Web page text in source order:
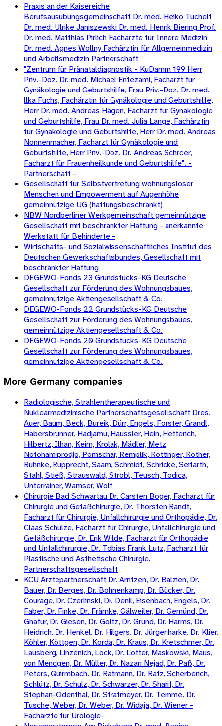
Praxis an der Kaisereiche
Berufsausübungsgemeinschaft Dr. med. Heiko Tuchelt
Dr. med. Ulrike Janiszewski Dr. med. Henrik Biering Prof.
Dr. med. Matthias Pirlich Fachärzte für Innere Medizin
Dr. med. Agnes Wollny Fachärztin für Allgemeinmedizin
und Arbeitsmedizin Partnerschaft
"Zentrum für Pränataldiagnostik - KuDamm 199 Herr
Priv.-Doz. Dr. med. Michael Entezami, Facharzt für
Gynäkologie und Geburtshilfe, Frau Priv.-Doz. Dr. med.
llka Fuchs, Fachärztin für Gynäkologie und Geburtshilfe,
Herr Dr. med. Andreas Hagen, Facharzt für Gynäkologie
und Geburtshilfe, Frau Dr. med. Julia Lange, Fachärztin
für Gynäkologie und Geburtshilfe, Herr Dr. med. Andreas
Nonnenmacher, Facharzt für Gynäkologie und
Geburtshilfe, Herr Priv.-Doz. Dr. Andreas Schröer,
Facharzt für Frauenheilkunde und Geburtshilfe". -
Partnerschaft -
Gesellschaft für Selbstvertretung wohnungsloser
Menschen und Empowerment auf Augenhöhe
gemeinnützige UG (haftungsbeschränkt)
NBW Nordberliner Werkgemeinschaft gemeinnützige
Gesellschaft mit beschränkter Haftung - anerkannte
Werkstatt für Behinderte -
Wirtschafts- und Sozialwissenschaftliches Institut des
Deutschen Gewerkschaftsbundes, Gesellschaft mit
beschränkter Haftung
DEGEWO-Fonds 23 Grundstücks-KG Deutsche
Gesellschaft zur Förderung des Wohnungsbaues,
gemeinnützige Aktiengesellschaft & Co.
DEGEWO-Fonds 22 Grundstücks-KG Deutsche
Gesellschaft zur Förderung des Wohnungsbaues,
gemeinnützige Aktiengesellschaft & Co.
DEGEWO-Fonds 20 Grundstücks-KG Deutsche
Gesellschaft zur Förderung des Wohnungsbaues,
gemeinnützige Aktiengesellschaft & Co.
More Germany companies
Radiologische, Strahlentherapeutische und
Nuklearmedizinische Partnerschaftsgesellschaft Dres.
Auer, Baum, Beck, Bureik, Dürr, Engels, Forster, Grandl,
Habersbrunner, Hadjamu, Häussler, Hein, Hetterich,
Hilbertz, Ilhan, Keim, Krolak, Mädler, Metz,
Notohamiprodjo, Pomschar, Remplik, Röttinger, Rother,
Ruhnke, Rupprecht, Saam, Schmidt, Schricke, Seifarth,
Stahl, Stieß, Strauswald, Strobl, Teusch, Todica,
Unterrainer, Wamser, Wolf
Chirurgie Bad Schwartau Dr. Carsten Boger, Facharzt für
Chirurgie und Gefäßchirurgie, Dr. Thorsten Randt,
Facharzt für Chirurgie, Unfallchirurgie und Orthopädie, Dr.
Claas Schulze, Facharzt für Chirurgie, Unfallchirurgie und
Gefäßchirurgie, Dr. Erik Wilde, Facharzt für Orthopädie
und Unfallchirurgie, Dr. Tobias Frank Lutz, Facharzt für
Plastische und Ästhetische Chirurgie,
Partnerschaftsgesellschaft
KCU Ärztepartnerschaft Dr. Arntzen, Dr. Balzien, Dr.
Bauer, Dr. Berges, Dr. Bohnenkamp, Dr. Bücker, Dr.
Courage, Dr. Czerlinski, Dr. Denil, Eisenbach, Engels, Dr.
Faber, Dr. Finke, Dr. Främke, Gälweiler, Dr. Gemünd, Dr.
Ghafur, Dr. Giesen, Dr. Goltz, Dr. Grund, Dr. Harms, Dr.
Heidrich, Dr. Henkel, Dr. Hilgers, Dr. Jürgenharke, Dr. Klier,
Köhler, Köttgen, Dr. Korda, Dr. Kraus, Dr. Kretschmer, Dr.
Lausberg, Linzenich, Lock, Dr. Lotter, Maskowski, Maus,
von Mendgen, Dr. Müller, Dr. Nazari Nejad, Dr. Paß, Dr.
Peters, Quirmbach. Dr. Ratmann, Dr. Ratz, Scherberich,
Schlütz, Dr. Schulz, Dr. Schwarzer, Dr. Sharif, Dr.
Stephan-Odenthal, Dr. Stratmeyer, Dr. Temme. Dr.
Tusche, Weber, Dr. Weber, Dr. Widaja, Dr. Wiener -
Fachärzte für Urologie-